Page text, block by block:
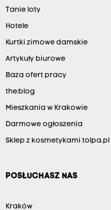
Tanie loty
Hotele
Kurtki zimowe damskie
Artykuły biurowe
Baza ofert pracy
the:blog
Mieszkania w Krakowie
Darmowe ogłoszenia
Sklep z kosmetykami tolpa.pl
POSŁUCHASZ NAS
Kraków